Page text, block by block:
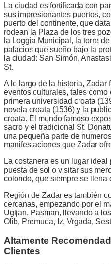
La ciudad es fortificada con
sus impresionantes puertos,
puerto del continente, que
rodean la Plaza de los tres
la Loggia Municipal, la torre
palacios que sueño bajo la
la ciudad: San Simón,
St.
A lo largo de la historia, Zadar
eventos culturales, tales como
primera universidad croata
novela croata (1536) y la
croata. El mundo famoso
sacro y el tradicional St.
una pequeña parte de
manifestaciones que Zadar
La costanera es un lugar
puesta de sol o visitar sus
colorido, que siempre se llena
Región de Zadar es también
cercanas, empezando por el
Ugljan, Pasman, llevando a
Olib, Premuda, Iz, Vrgada,
Altamente
Clientes